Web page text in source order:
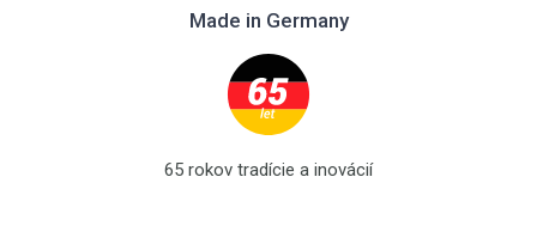
Made in Germany
65 rokov tradície a inovácií